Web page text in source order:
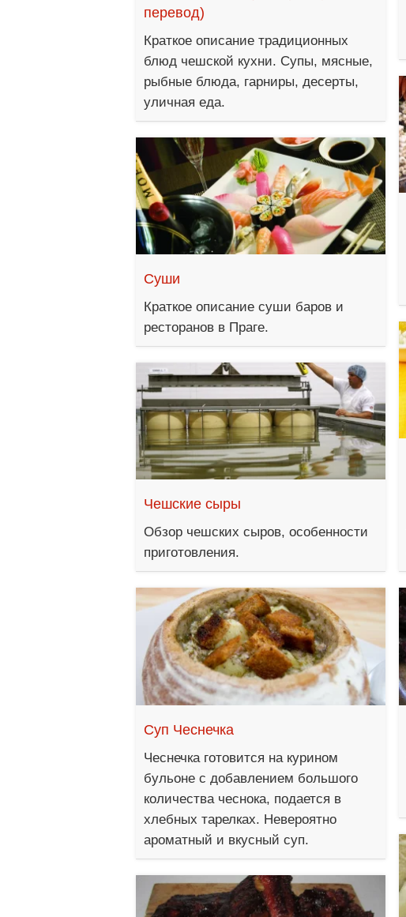
перевод)
Краткое описание традиционных
блюд чешской кухни. Супы, мясные,
рыбные блюда, гарниры, десерты,
уличная еда.
Суши
Краткое описание суши баров и
ресторанов в Праге.
Чешские сыры
Обзор чешских сыров, особенности
приготовления.
Суп Чеснечка
Чеснечка готовится на курином
бульоне с добавлением большого
количества чеснока, подается в
хлебных тарелках. Невероятно
ароматный и вкусный суп.